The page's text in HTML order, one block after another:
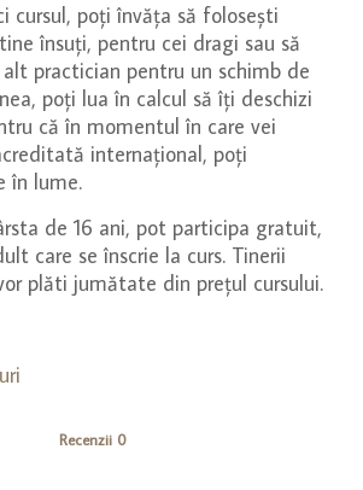
cursul, poți învăța să folosești
însuți, pentru cei dragi sau să
practician pentru un schimb de
poți lua în calcul să îți deschizi
că în momentul în care vei
internațional, poți
în lume.
de 16 ani, pot participa gratuit,
care se înscrie la curs. Tinerii
plăti jumătate din prețul cursului.
Recenzii 0